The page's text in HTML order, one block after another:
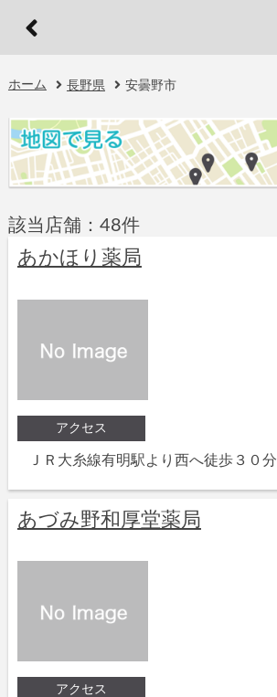
ホーム 長野県 安曇野市
該当店舗：48件
あかほり薬局
アクセス
ＪＲ大糸線有明駅より西へ徒歩３０分
あづみ野和厚堂薬局
アクセス